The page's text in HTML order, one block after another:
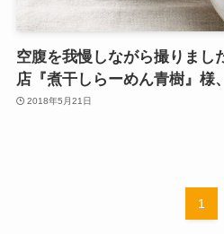
空腹を我慢しながら撮りまし
店『煮干しらーめん青樹』様
2018年5月21日
1